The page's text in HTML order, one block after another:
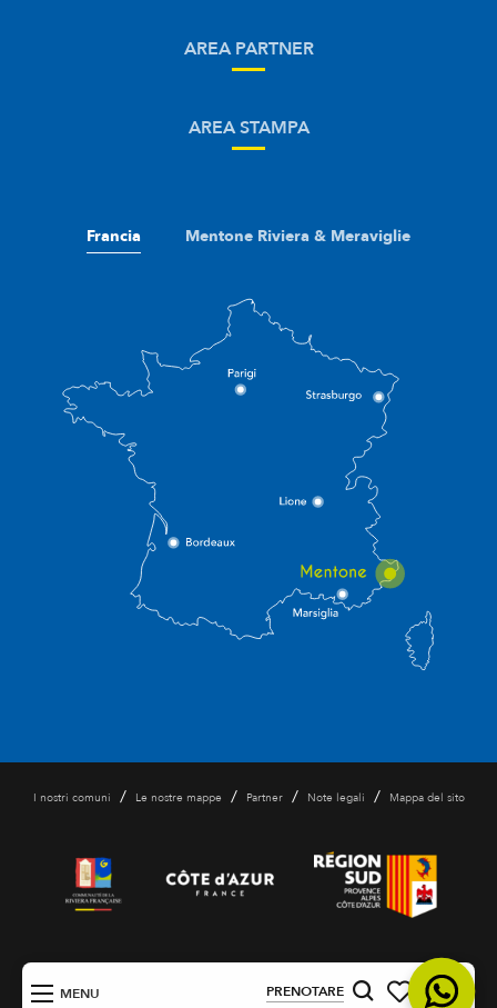
MENU PRENOTARE IT
AREA PARTNER
AREA STAMPA
Francia Mentone Riviera & Meraviglie
I nostri comuni / Le nostre mappe / Partner / Note legali / Mappa del sito